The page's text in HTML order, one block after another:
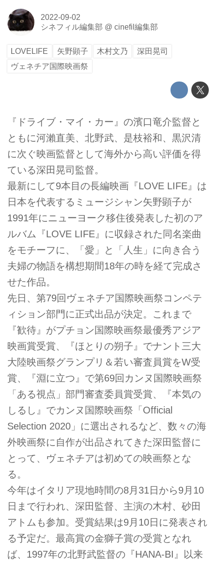
2022-09-02
シネフィル編集部 @ cinefil編集部
LOVELIFE 矢野顕子 木村文乃
深田晃司
ヴェネチア国際映画祭
『ドライブ・マイ・カー』の濱口竜介監督と
ともに河瀨直美、北野武、是枝裕和、黒沢清
に次ぐ映画監督として海外から高い評価を得
ている深田晃司監督。
最新にして9本目の長編映画『LOVE LIFE』は
日本を代表するミュージシャン矢野顕子が
1991年にニューヨーク移住後発表した初のア
ルバム『LOVE LIFE』に収録された同名楽曲
をモチーフに、「愛」と「人生」に向き合う
夫婦の物語を構想期間18年の時を経て完成さ
せた作品。
先日、第79回ヴェネチア国際映画祭コンペテ
ィション部門に正式出品が決定。これまで
『歓待』がプチョン国際映画祭最優秀アジア
映画賞受賞、『ほとりの朔子』でナント三大
大陸映画祭グランプリ＆若い審査員賞をW受
賞、『淵に立つ』で第69回カンヌ国際映画祭
「ある視点」部門審査委員賞受賞、『本気の
しるし』でカンヌ国際映画祭「Official
Selection 2020」に選出されるなど、数々の海
外映画祭に自作が出品されてきた深田監督に
とって、ヴェネチアは初めての映画祭とな
る。
今年はイタリア現地時間の8月31日から9月10
日まで行われ、深田監督、主演の木村、砂田
アトムも参加。受賞結果は9月10日に発表され
る予定だ。最高賞の金獅子賞の受賞となれ
ば、1997年の北野武監督の『HANA-BI』以来